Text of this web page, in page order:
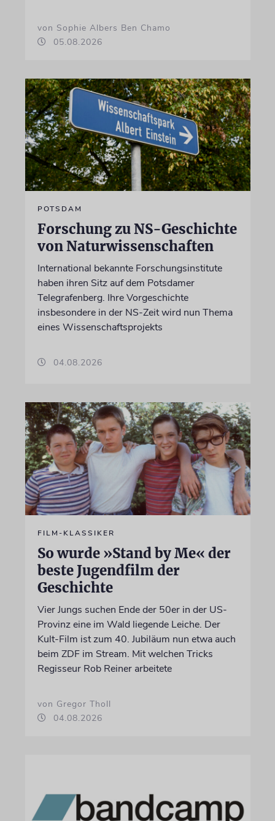
von Sophie Albers Ben Chamo
05.08.2026
POTSDAM
Forschung zu NS-Geschichte
von Naturwissenschaften
International bekannte Forschungsinstitute
haben ihren Sitz auf dem Potsdamer
Telegrafenberg. Ihre Vorgeschichte
insbesondere in der NS-Zeit wird nun Thema
eines Wissenschaftsprojekts
04.08.2026
FILM-KLASSIKER
So wurde »Stand by Me« der
beste Jugendfilm der
Geschichte
Vier Jungs suchen Ende der 50er in der US-
Provinz eine im Wald liegende Leiche. Der
Kult-Film ist zum 40. Jubiläum nun etwa auch
beim ZDF im Stream. Mit welchen Tricks
Regisseur Rob Reiner arbeitete
von Gregor Tholl
04.08.2026